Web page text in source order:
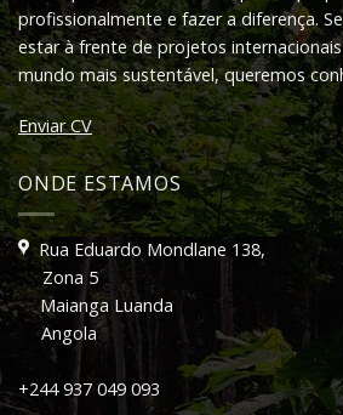
profissionalmente e fazer a diferença.
estar à frente de projetos
mundo mais sustentável, queremos
Enviar CV
ONDE ESTAMOS
Rua Eduardo Mondlane 138,
Zona 5
Maianga Luanda
Angola
+244 937 049 093